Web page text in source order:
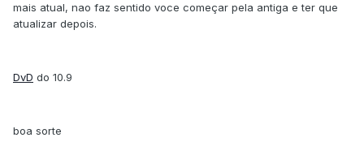
mais atual, nao faz sentido voce começar pela antiga e ter que
atualizar depois.
DvD do 10.9
boa sorte